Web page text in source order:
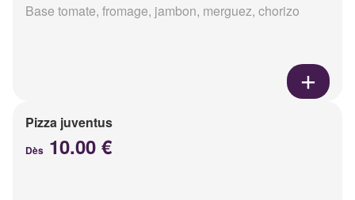
Base tomate, fromage, jambon, merguez, chorizo
Pizza juventus
Dès 10.00 €